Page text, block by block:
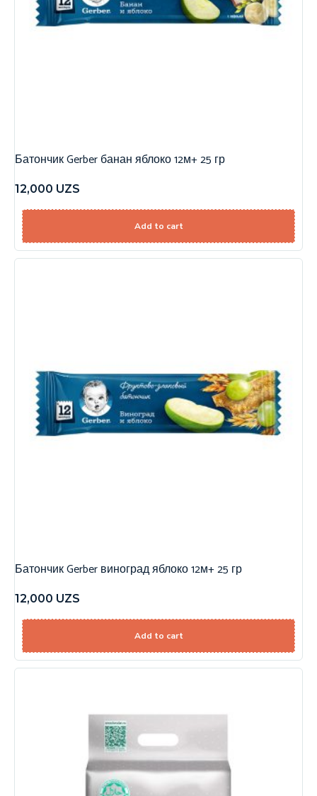
Батончик Gerber банан яблоко 12м+ 25 гр
12,000 UZS
Add to cart
Батончик Gerber виноград яблоко 12м+ 25 гр
12,000 UZS
Add to cart